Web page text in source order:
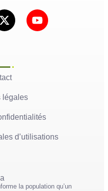
légales
d’utilisations
la population qu’un